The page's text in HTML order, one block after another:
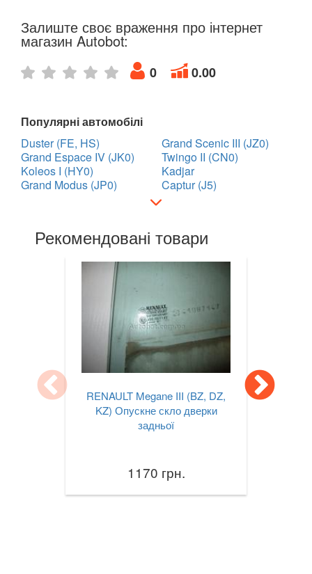
ZOE
ROVER
SEAT
SKODA
SMART
SUZUKI
VOLKSWAGEN
В наявності! keyboard_arrow_down
Залиште своє враження про інтернет
магазин Autobot:
0 0.00
Популярні автомобілі
Duster (FE, HS)
Grand Espace IV (JK0)
Koleos I (HY0)
Grand Modus (JP0)
Grand Scenic III (JZ0)
Twingo II (CN0)
Kadjar
Captur (J5)
Рекомендовані товари
RENAULT Megane III (BZ, DZ,
KZ) Опускне скло дверки
задньої
1170 грн.